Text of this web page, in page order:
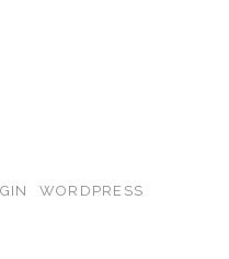
WORDPRESS